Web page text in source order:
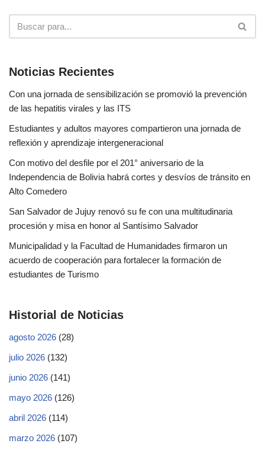
Noticias Recientes
Con una jornada de sensibilización se promovió la prevención
de las hepatitis virales y las ITS
Estudiantes y adultos mayores compartieron una jornada de
reflexión y aprendizaje intergeneracional
Con motivo del desfile por el 201° aniversario de la
Independencia de Bolivia habrá cortes y desvíos de tránsito en
Alto Comedero
San Salvador de Jujuy renovó su fe con una multitudinaria
procesión y misa en honor al Santísimo Salvador
Municipalidad y la Facultad de Humanidades firmaron un
acuerdo de cooperación para fortalecer la formación de
estudiantes de Turismo
Historial de Noticias
agosto 2026 (28)
julio 2026 (132)
junio 2026 (141)
mayo 2026 (126)
abril 2026 (114)
marzo 2026 (107)